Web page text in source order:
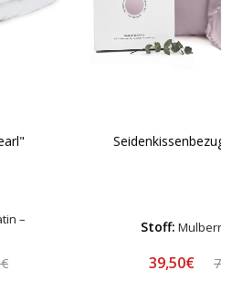
–
Seidenkissenbezug
Stoff: Mulberry
39,50€